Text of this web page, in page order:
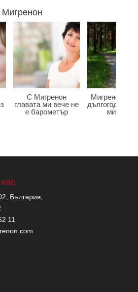
Мигренон
С Мигренон
главата ми вече не
е барометър
Мигренон
мигрена
България,
11